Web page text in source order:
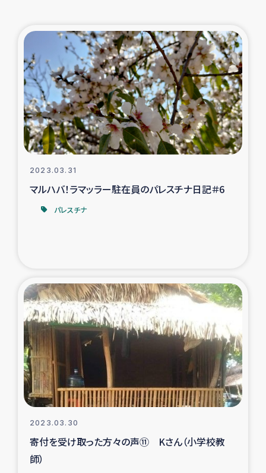
東ティモール豪雨緊急支援
大雨による洪水被災者支援
カカオ生産者支援事業
シリア国内避難民・帰還民の生活再建支援
トルコにおけるシリア難民支援事業
インドネシア中部 スラウェシの地震・津波被災者支援
スリランカ 緊急人道支援
スリランカ南部洪水被災者支援
スリランカの南北女性をつなぐサリー・リサイクル・プロ
復興支援事業
2023.03.31
マルハバ！ラマッラー駐在員のパレスチナ日記＃6
パレスチナ
2023.03.30
寄付を受け取った方々の声⑪ Kさん（小学校教
師）